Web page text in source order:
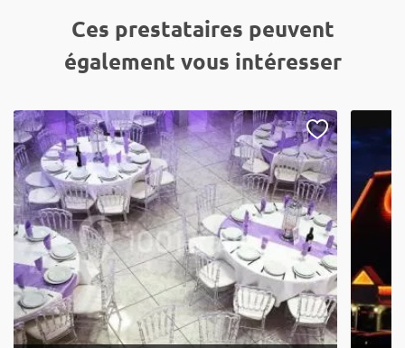
Ces prestataires peuvent
également vous intéresser